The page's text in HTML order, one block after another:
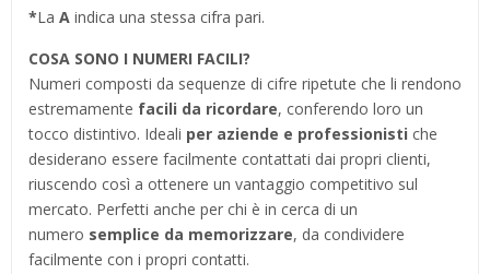
*La A indica una stessa cifra pari.
COSA SONO I NUMERI FACILI?
Numeri composti da sequenze di cifre ripetute che li rendono
estremamente facili da ricordare, conferendo loro un
tocco distintivo. Ideali per aziende e professionisti che
desiderano essere facilmente contattati dai propri clienti,
riuscendo così a ottenere un vantaggio competitivo sul
mercato. Perfetti anche per chi è in cerca di un
numero semplice da memorizzare, da condividere
facilmente con i propri contatti.